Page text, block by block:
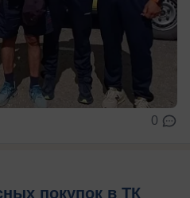
0
покупок в ТК